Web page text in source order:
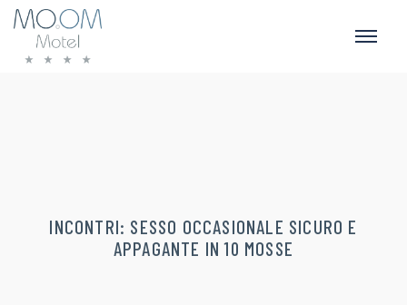
INCONTRI: SESSO OCCASIONALE SICURO E
APPAGANTE IN 10 MOSSE